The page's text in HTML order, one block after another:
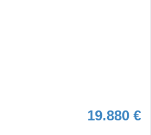
19.880 €